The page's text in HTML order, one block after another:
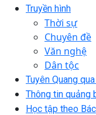
Truyền hình
Thời sự
Chuyên đề
Văn nghệ
Dân tộc
Tuyên Quang
Thông tin quảng
Học tập theo Bác